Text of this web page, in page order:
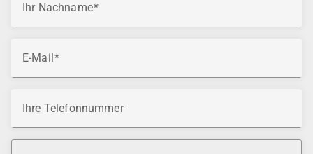
Ihr Nachname
E-Mail
Ihre Telefonnummer